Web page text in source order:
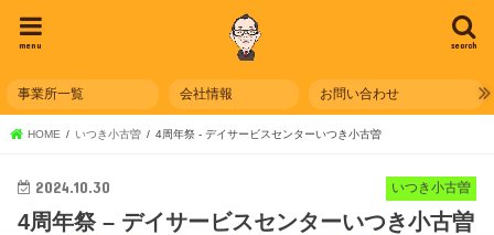
search
menu
事業所一覧 会社情報 お問い合わせ
HOME いつき小古曽 4周年祭 - デイサービスセンターいつき小古曽
いつき小古曽
2024.10.30
4周年祭 – デイサービスセンターいつき小古曽